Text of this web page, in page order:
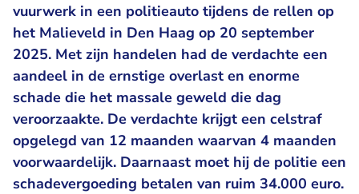
vuurwerk in een politieauto tijdens de rellen op
het Malieveld in Den Haag op 20 september
2025. Met zijn handelen had de verdachte een
aandeel in de ernstige overlast en enorme
schade die het massale geweld die dag
veroorzaakte. De verdachte krijgt een celstraf
opgelegd van 12 maanden waarvan 4 maanden
voorwaardelijk. Daarnaast moet hij de politie een
schadevergoeding betalen van ruim 34.000 euro.